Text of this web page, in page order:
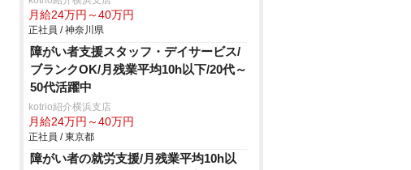
月給24万円～40万円
正社員 / 神奈川県
障がい者支援スタッフ・デイサービス/
ブランクOK/月残業平均10h以下/20代～
50代活躍中
kotrio紹介横浜支店
月給24万円～40万円
正社員 / 東京都
障がい者の就労支援/月残業平均10h以